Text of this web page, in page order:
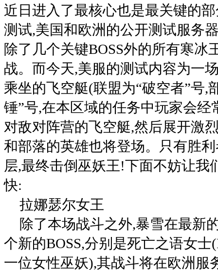
近日进入了最核心也是最关键的
测试,美国和欧洲的公开测试服务
除了几个关键BOSS外的所有寒冰
战。而今天,美服的测试内容为一
乘坐的飞空艇(联盟为“破空者”号,
锤”号,在本区域的任务中玩家会
对敌对阵营的飞空艇,然后展开激
和部落的英雄也将登场。只有胜
层,最终击倒巫妖王!下面不妨让我
快:
拉娜瑟尔女王
除了本场战斗之外,暴雪在最新
个新的BOSS,分别是死亡之语女士
一位女性巫妖),其战斗将在欧洲服